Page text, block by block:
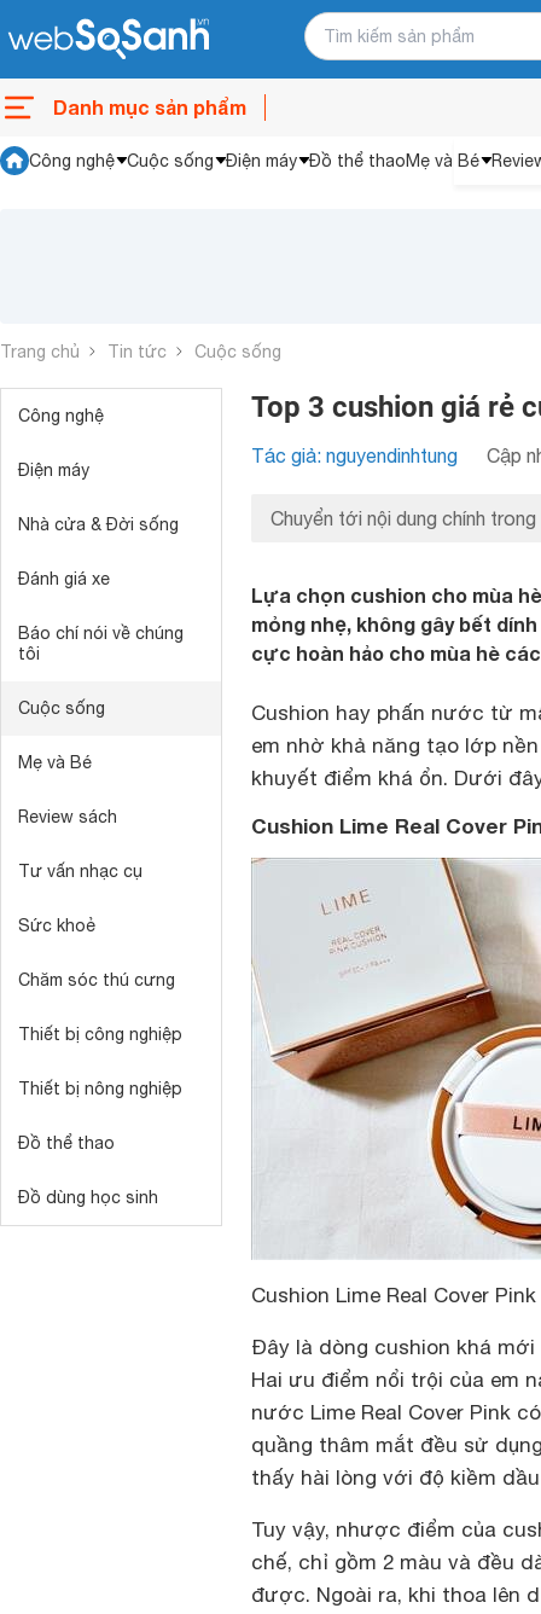
Danh mục sản phẩm
Công nghệ Cuộc sống Điện máy Đồ thể thaoMẹ và Bé
Trang chủ Tin tức Cuộc sống
Công nghệ
Điện máy
Nhà cửa & Đời sống
Đánh giá xe
Báo chí nói về chúng
tôi
Cuộc sống
Mẹ và Bé
Review sách
Tư vấn nhạc cụ
Sức khoẻ
Chăm sóc thú cưng
Thiết bị công nghiệp
Thiết bị nông nghiệp
Đồ thể thao
Đồ dùng học sinh
Top 3 cushion giá rẻ
Tác giả: nguyendinhtung Cập
Chuyển tới nội dung chính trong
Lựa chọn cushion cho mùa
mỏng nhẹ, không gây bết
cực hoàn hảo cho mùa hè
Cushion hay phấn nước từ
em nhờ khả năng tạo lớp
khuyết điểm khá ổn. Dưới
Cushion Lime Real Cover
Cushion Lime Real Cover
Đây là dòng cushion khá
Hai ưu điểm nổi trội của em
nước Lime Real Cover Pink
quầng thâm mắt đều sử
thấy hài lòng với độ kiềm
Tuy vậy, nhược điểm của
chế, chỉ gồm 2 màu và đều
được. Ngoài ra, khi thoa lên